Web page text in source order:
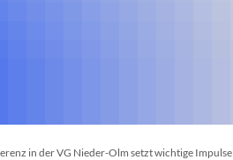
in der VG Nieder-Olm setzt wichtige Impulse